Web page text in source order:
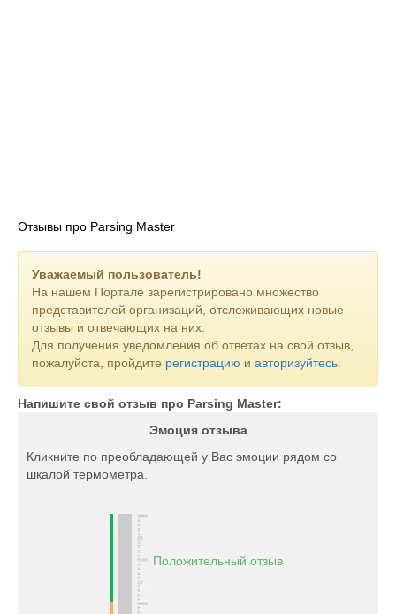
Отзывы про Parsing Master
Уважаемый пользователь!
На нашем Портале зарегистрировано множество
представителей организаций, отслеживающих новые
отзывы и отвечающих на них.
Для получения уведомления об ответах на свой отзыв,
пожалуйста, пройдите регистрацию и авторизуйтесь
Напишите свой отзыв про Parsing Master:
Эмоция отзыва
Кликните по преобладающей у Вас эмоции рядом со
шкалой термометра.
Положительный отзыв